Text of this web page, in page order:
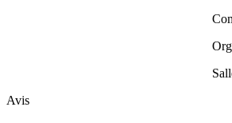
Avis